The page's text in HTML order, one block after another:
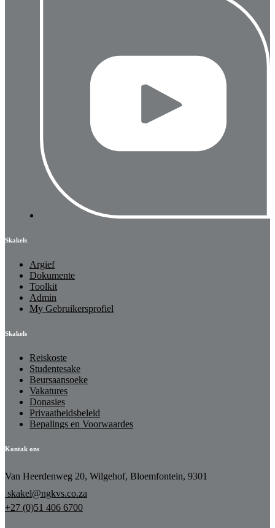
Skakels
Argief
Dokumente
Toolkit
Admin
My Gebruikersprofiel
Skakels
Reiskoste
Studentesake
Beursaansoeke
Vakatures
Donasies
Privaatheidsbeleid
Bepalings en Voorwaardes
Kontak ons
Van Heerdenweg 20, Wilgehof, Bloemfontein, 9301
skakel@ngkvs.co.za
+27 (0)51 406 6700